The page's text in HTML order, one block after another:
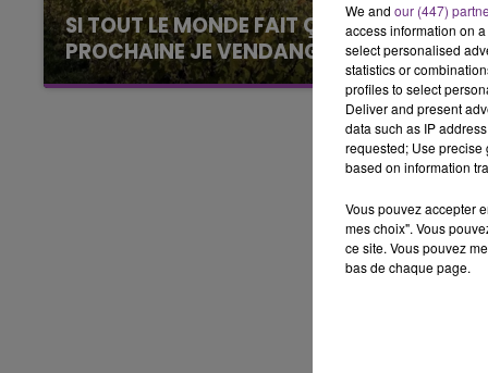
SI TOUT LE MONDE FAIT ÇA, MOI L'ANNÉE
PROCHAINE JE VENDANGE EN...
La vendange en Champagne a débuté ce jeudi
6 août dans la commune de Montgueux (Aube).
We and our (447)
access information on
select personalised
statistics or
profiles to select
Deliver and present
data such as IP
requested; Use precise
based on information
Vous pouvez accepter
mes choix". Vous
ce site. Vous pouvez
bas de chaque page.